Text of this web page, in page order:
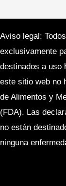
Aviso legal:
exclusivamente
destinados a uso
este sitio web no
de Alimentos y
(FDA). Las
no están
ninguna